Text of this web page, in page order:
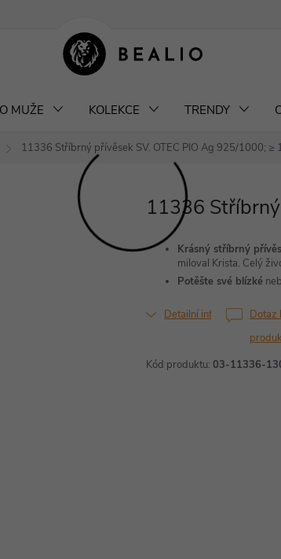
MUŽE KOLEKCE TRENDY
11336 Stříbrný přívěsek SV. OTEC PIO Ag 925/1000; ≥
11336
Kód produktu: 03-11336-
Krásný stříbrný
miloval Krista. Celý
Potěšte své blízké
Detailní informace
Dotaz